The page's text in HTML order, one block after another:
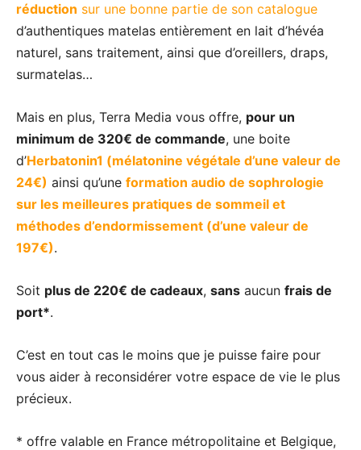
réduction sur une bonne partie de son catalogue
d’authentiques matelas entièrement en lait d’hévéa
naturel, sans traitement, ainsi que d’oreillers, draps,
surmatelas…
Mais en plus, Terra Media vous offre, pour un
minimum de 320€ de commande, une boite
d’Herbatonin1 (mélatonine végétale d’une valeur de
24€) ainsi qu’une formation audio de sophrologie
sur les meilleures pratiques de sommeil et
méthodes d’endormissement (d’une valeur de
197€).
Soit plus de 220€ de cadeaux, sans aucun frais de
port*.
C’est en tout cas le moins que je puisse faire pour
vous aider à reconsidérer votre espace de vie le plus
précieux.
* offre valable en France métropolitaine et Belgique,